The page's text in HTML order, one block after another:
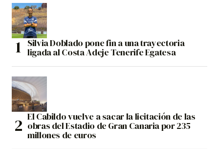
Silvia Doblado pone fin a una trayectoria
ligada al Costa Adeje Tenerife Egatesa
El Cabildo vuelve a sacar la licitación de las
obras del Estadio de Gran Canaria por 235
millones de euros